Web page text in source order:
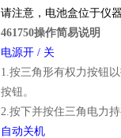
请注意，电池盒位于仪
461750操作简易说明
电源开 / 关
1.按三角形有权力按钮
按钮。
2.按下并按住三角电力
自动关机